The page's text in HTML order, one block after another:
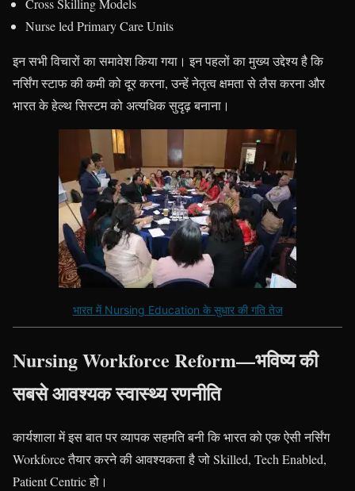
Cross Skilling Models
Nurse led Primary Care Units
इन सभी विचारों का समावेश किया गया। इन पहलों का मुख्य उद्देश्य है कि
नर्सिंग स्टाफ की कमी को दूर करना, उन्हें नेतृत्व क्षमता से लैस करना और
भारत के हेल्थ सिस्टम को अत्यधिक सुदृढ़ बनाना।
भारत में Nursing Education के सुधार की गति तेज
Nursing Workforce Reform—भविष्य की
सबसे आवश्यक स्वास्थ्य रणनीति
कार्यशाला में इस बात पर व्यापक सहमति बनी कि भारत को एक ऐसी नर्सिंग
Workforce तैयार करने की आवश्यकता है जो Skilled, Tech Enabled,
Patient Centric हो।